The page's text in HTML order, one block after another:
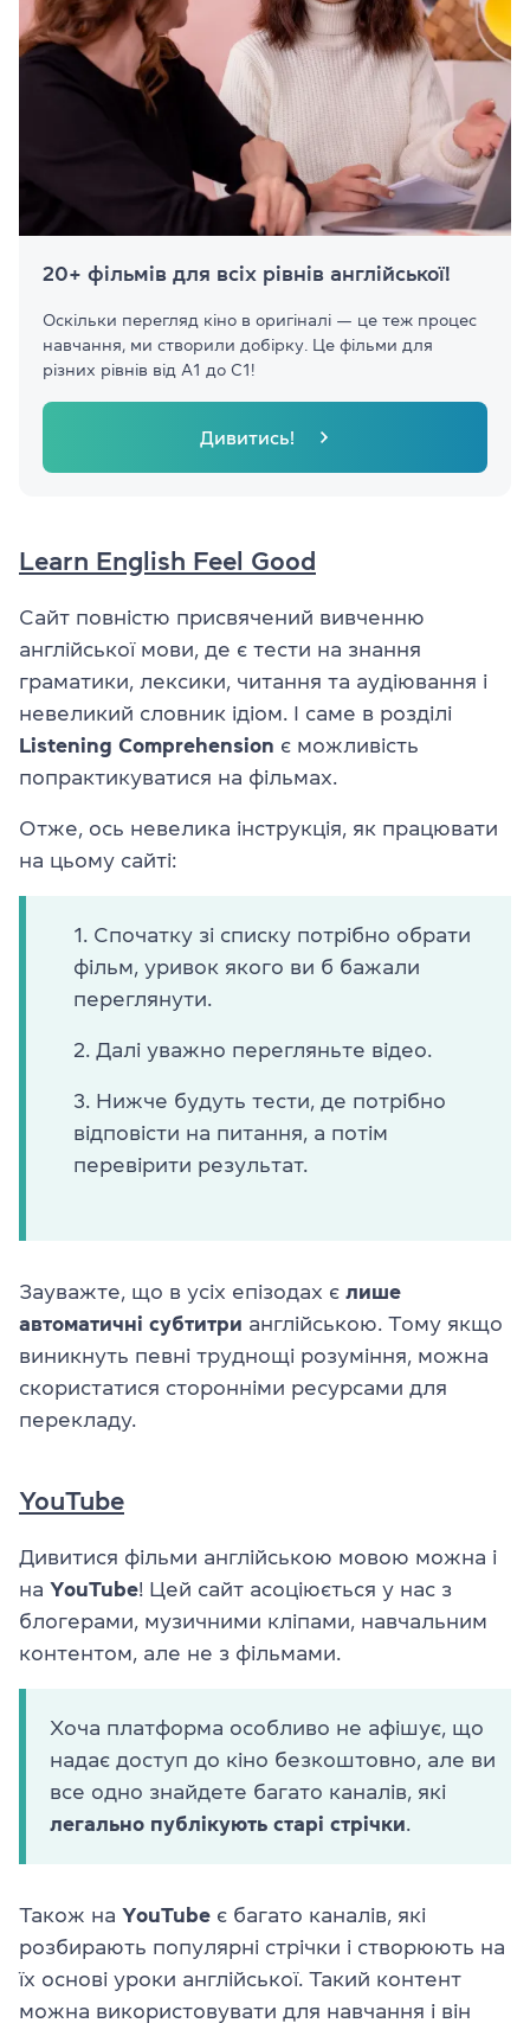
20+ фільмів для всіх рівнів англійської!
Оскільки перегляд кіно в оригіналі — це теж процес
навчання, ми створили добірку. Це фільми для
різних рівнів від А1 до С1!
Дивитись!
Learn English Feel Good
Сайт повністю присвячений вивченню
англійської мови, де є тести на знання
граматики, лексики, читання та аудіювання і
невеликий словник ідіом. І саме в розділі
Listening Comprehension є можливість
попрактикуватися на фільмах.
Отже, ось невелика інструкція, як працювати
на цьому сайті:
Спочатку зі списку потрібно обрати
фільм, уривок якого ви б бажали
переглянути.
Далі уважно перегляньте відео.
Нижче будуть тести, де потрібно
відповісти на питання, а потім
перевірити результат.
Зауважте, що в усіх епізодах є лише
автоматичні субтитри англійською. Тому якщо
виникнуть певні труднощі розуміння, можна
скористатися сторонніми ресурсами для
перекладу.
YouTube
Дивитися фільми англійською мовою можна і
на YouTube! Цей сайт асоціюється у нас з
блогерами, музичними кліпами, навчальним
контентом, але не з фільмами.
Хоча платформа особливо не афішує, що
надає доступ до кіно безкоштовно, але ви
все одно знайдете багато каналів, які
легально публікують старі стрічки.
Також на YouTube є багато каналів, які
розбирають популярні стрічки і створюють на
їх основі уроки англійської. Такий контент
можна використовувати для навчання і він